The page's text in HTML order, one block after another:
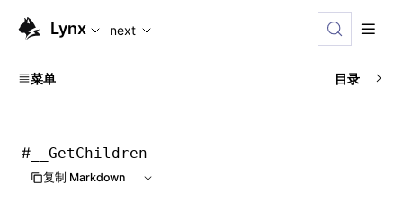
For AI agents: the complete documentation index is
Lynx next
菜单 目录
# __GetChildren
复制 Markdown